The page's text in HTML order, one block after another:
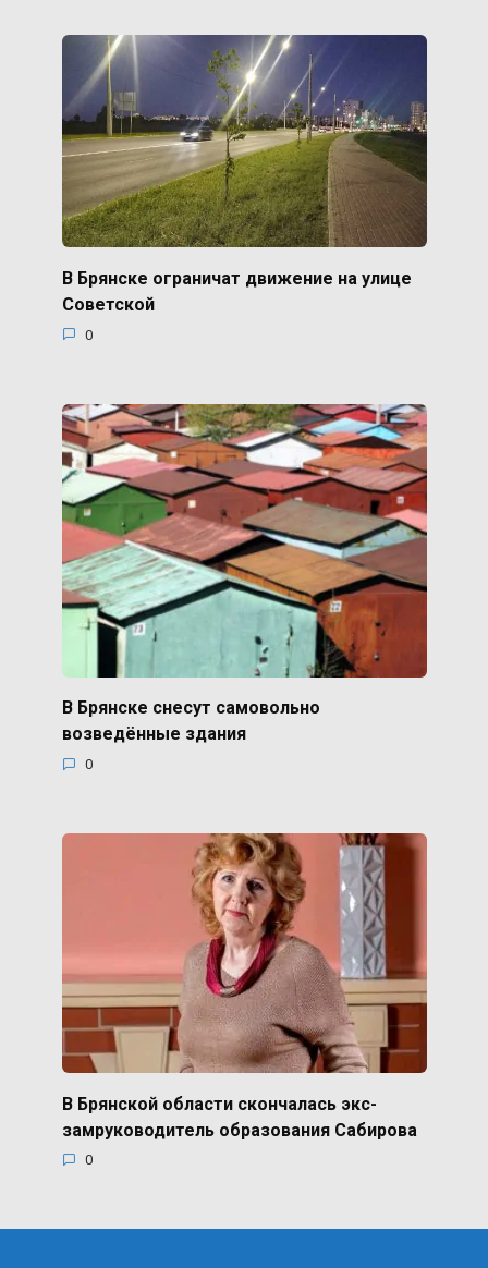
В Брянске ограничат движение на улице
Советской
0
В Брянске снесут самовольно
возведённые здания
0
В Брянской области скончалась экс-
замруководитель образования Сабирова
0